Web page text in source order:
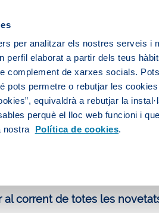
per analitzar els nostres serveis i
perfil elaborat a partir dels teus
complement de xarxes socials.
pots permetre o rebutjar les
equivaldrà a rebutjar la
perquè el lloc web funcioni i
nostra Política de cookies.
L’aigua de la
Blog actualitat
al corrent de totes les